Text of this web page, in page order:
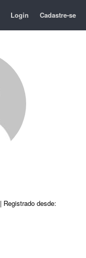
Login Cadastre-se
| Registrado desde: